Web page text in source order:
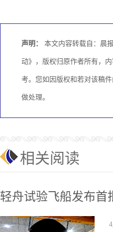
声明： 本文内容转载自：晨
动》，版权归原作者所有，
考。您如因版权和若对该稿
做处理。
相关阅读
轻舟试验飞船发布首